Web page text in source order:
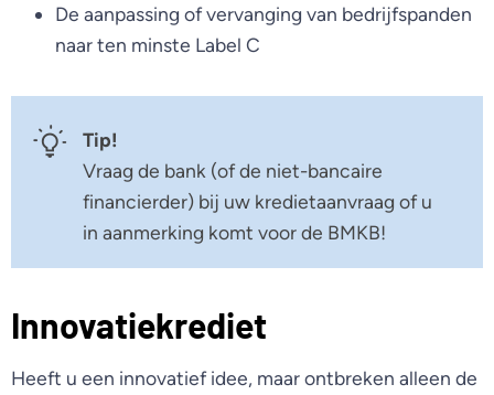
De aanpassing of vervanging van bedrijfspanden
naar ten minste Label C
Tip!
Vraag de bank (of de niet-bancaire
financierder) bij uw kredietaanvraag of u
in aanmerking komt voor de BMKB!
Innovatiekrediet
Heeft u een innovatief idee, maar ontbreken alleen de